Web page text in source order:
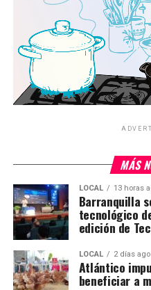
MÁS
LOCAL 13 horas
Barranquilla
tecnológico
edición de
LOCAL 2 días ago
Atlántico
beneficiar a